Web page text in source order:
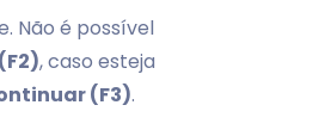
Não é possível
, caso esteja
(F3).